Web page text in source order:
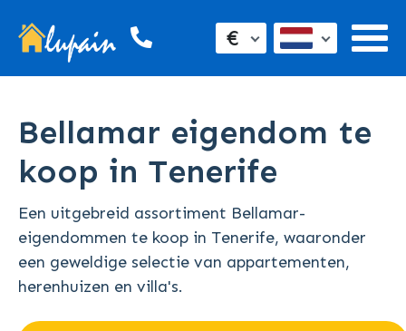
€
Bellamar eigendom te
koop in Tenerife
Een uitgebreid assortiment Bellamar-
eigendommen te koop in Tenerife, waaronder
een geweldige selectie van appartementen,
herenhuizen en villa's.